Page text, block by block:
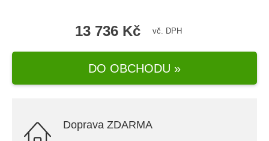
13 736 Kč vč. DPH
DO OBCHODU »
Doprava ZDARMA